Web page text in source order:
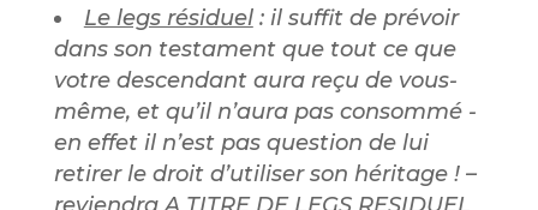
Le legs résiduel: il suffit de prévoir
dans son testament que tout ce que
votre descendant aura reçu de vous-
même, et qu’il n’aura pas consommé -
en effet il n’est pas question de lui
retirer le droit d’utiliser son héritage ! –